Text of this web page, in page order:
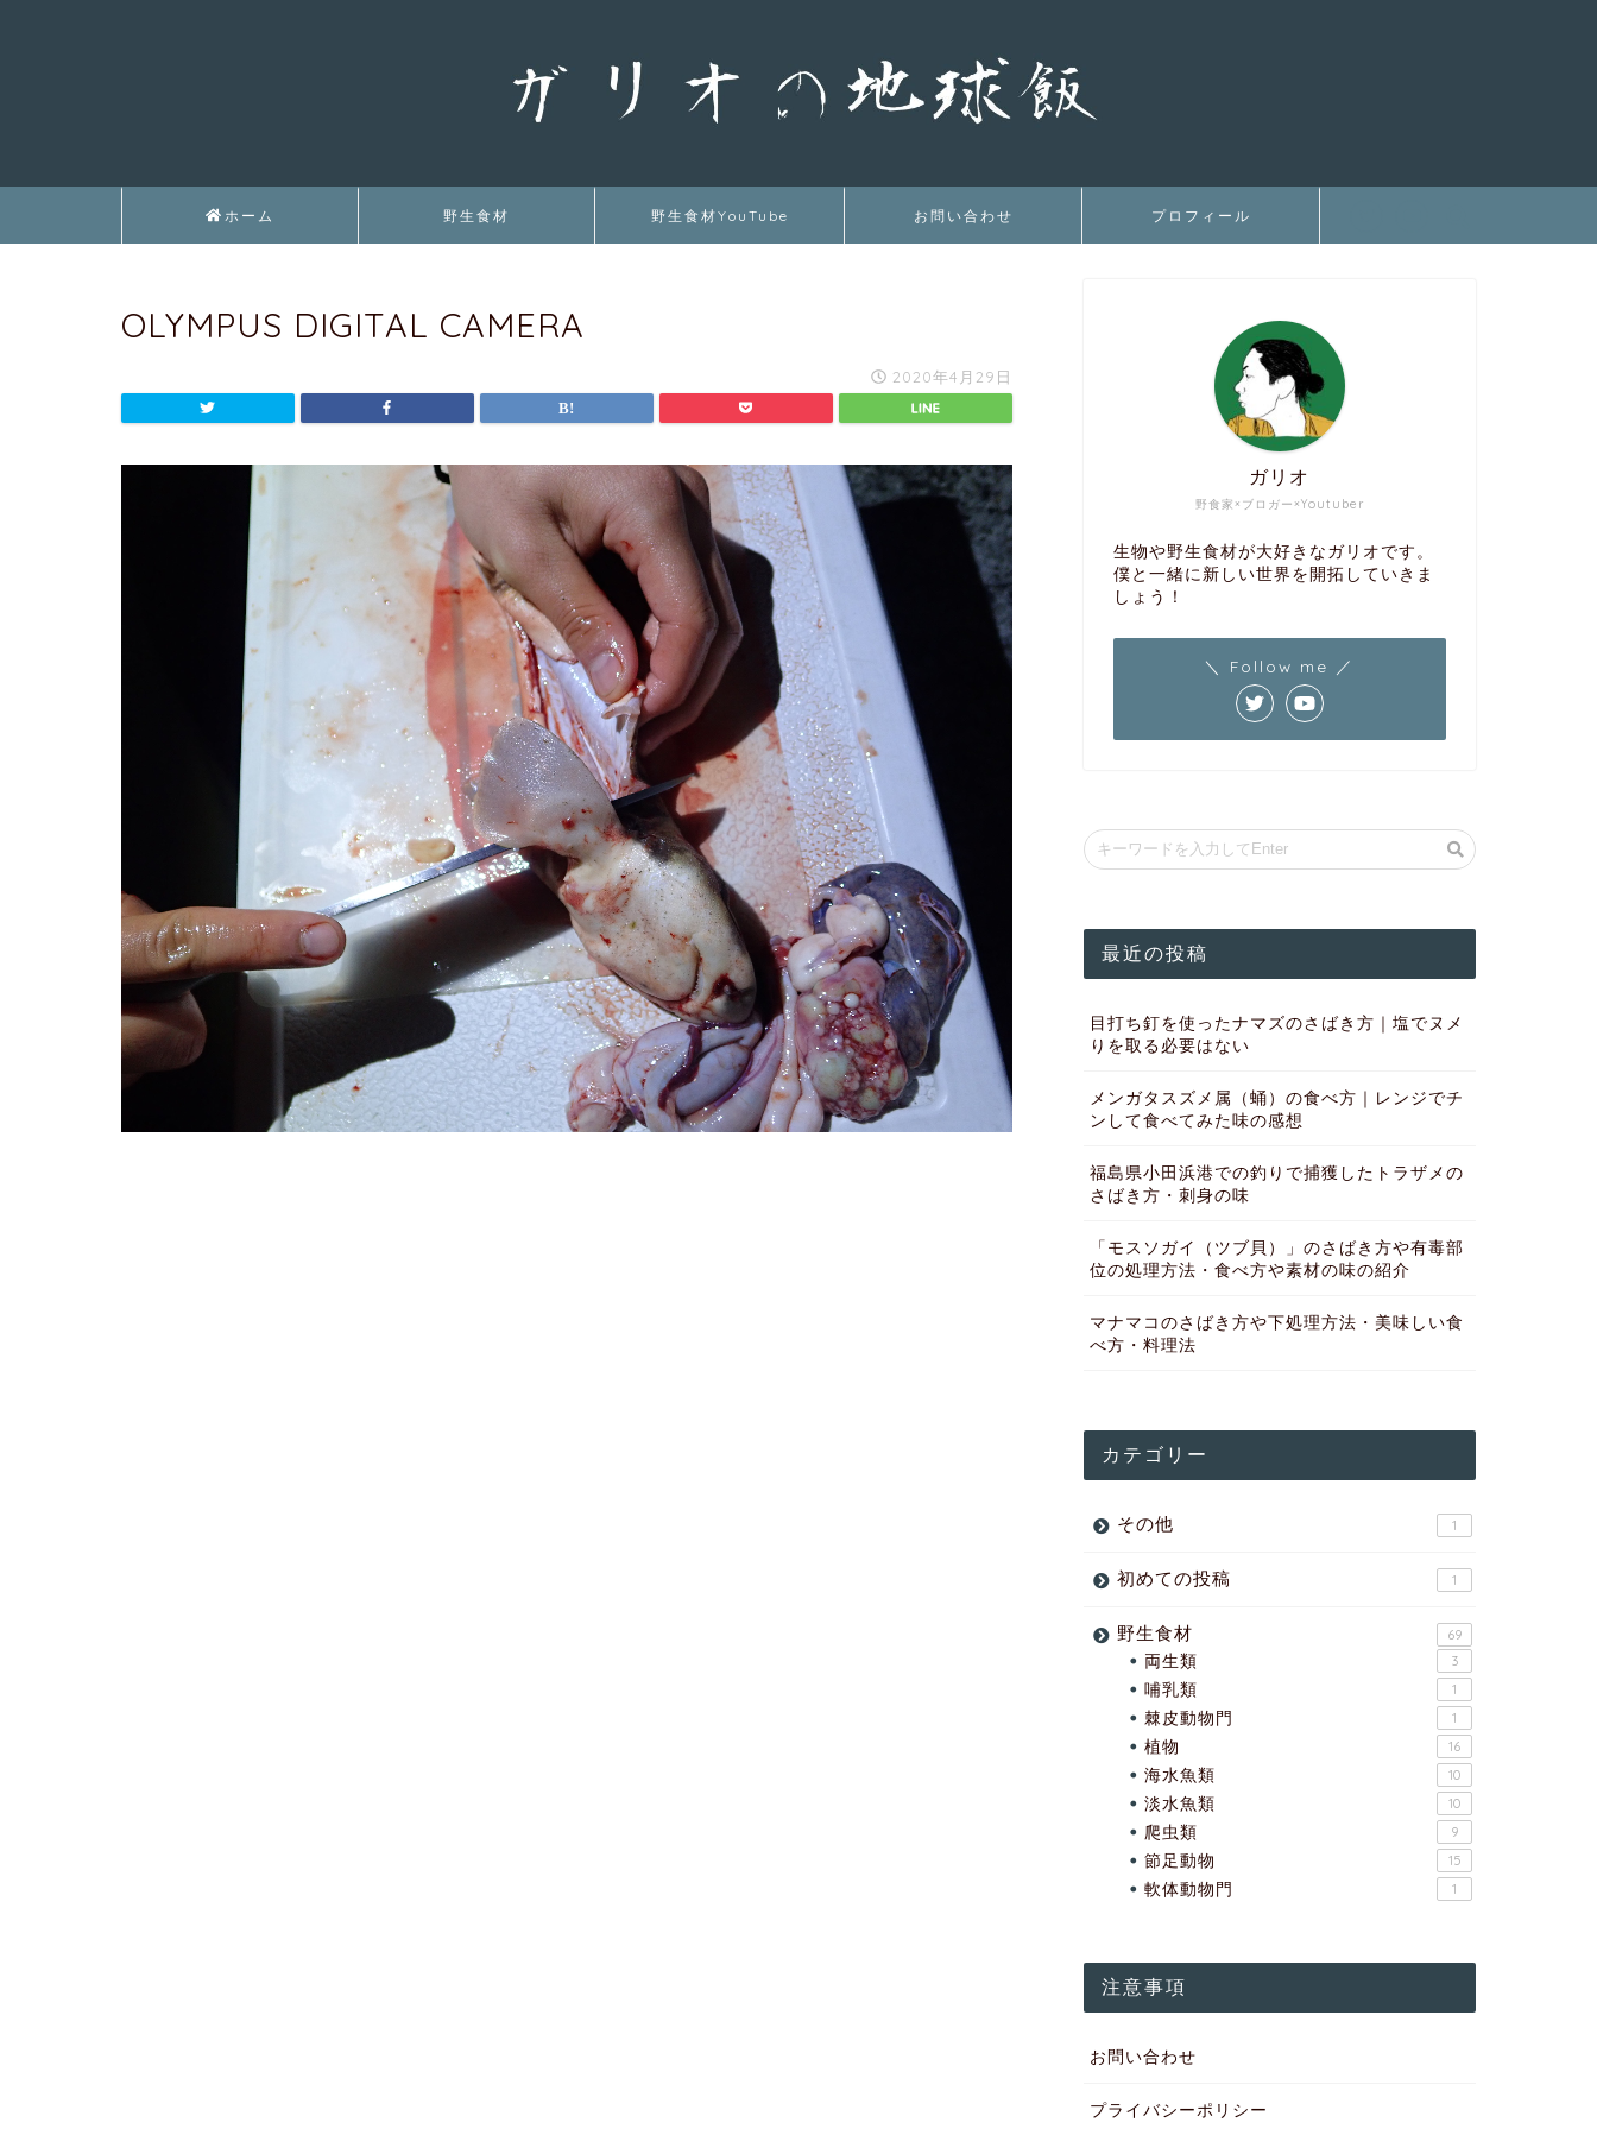
ホーム 野生食材 野生食材YouTube お問い合わせ プロフィール
OLYMPUS DIGITAL CAMERA
2020年4月29日
野食家×ブロガー×Youtuber
ガリオ
生物や野生食材が大好きなガリオです。
僕と一緒に新しい世界を開拓していきま
しょう！
＼ Follow me ／
最近の投稿
目打ち釘を使ったナマズのさばき方｜塩でヌメ
りを取る必要はない
メンガタスズメ属（蛹）の食べ方｜レンジでチ
ンして食べてみた味の感想
福島県小田浜港での釣りで捕獲したトラザメの
さばき方・刺身の味
「モスソガイ（ツブ貝）」のさばき方や有毒部
位の処理方法・食べ方や素材の味の紹介
マナマコのさばき方や下処理方法・美味しい食
べ方・料理法
カテゴリー
その他 1
初めての投稿 1
野生食材 69
両生類 3
哺乳類 1
棘皮動物門 1
植物 16
海水魚類 10
淡水魚類 10
爬虫類 9
節足動物 15
軟体動物門 1
注意事項
お問い合わせ
プライバシーポリシー